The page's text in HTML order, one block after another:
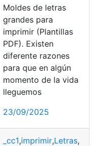
,Moldes,recortar
Moldes de letras
grandes para
imprimir (Plantillas
PDF). Existen
diferente razones
para que en algún
momento de la vida
lleguemos
23/09/2025
_cc1,imprimir,Letras,